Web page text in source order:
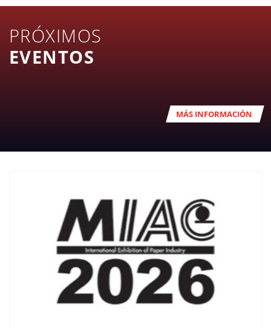
PRÓXIMOS
EVENTOS
MÁS INFORMACIÓN